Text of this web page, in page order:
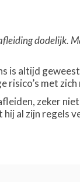
dodelijk.
is altijd
met
zeker
al zijn regels